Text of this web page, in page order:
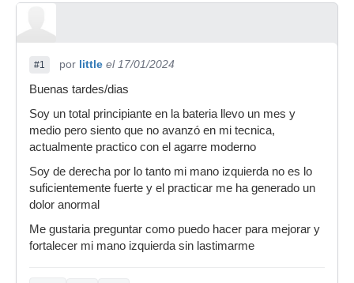
#1 por little el 17/01/2024
Buenas tardes/dias
Soy un total principiante en la bateria llevo un mes y
medio pero siento que no avanzó en mi tecnica,
actualmente practico con el agarre moderno
Soy de derecha por lo tanto mi mano izquierda no es lo
suficientemente fuerte y el practicar me ha generado un
dolor anormal
Me gustaria preguntar como puedo hacer para mejorar y
fortalecer mi mano izquierda sin lastimarme